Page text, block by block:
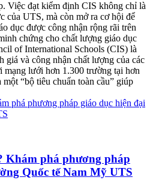
Việc đạt kiểm định CIS không chỉ là
của UTS, mà còn mở ra cơ hội để
dục được công nhận rộng rãi trên
chứng cho chất lượng giáo dục
of International Schools (CIS) là
giá và công nhận chất lượng của các
mạng lưới hơn 1.300 trường tại hơn
“bộ tiêu chuẩn toàn cầu” giúp
Khám phá phương pháp
Quốc tế Nam Mỹ UTS